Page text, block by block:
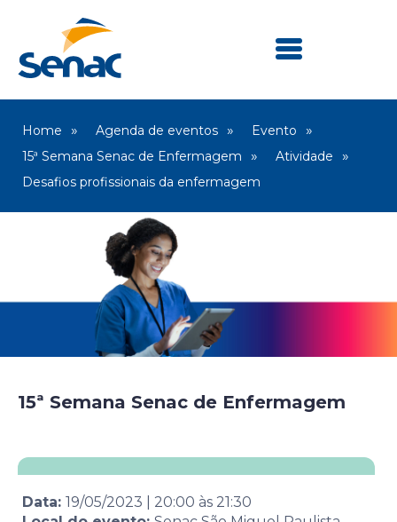
Home Agenda de eventos
Evento
15ª Semana Senac de Enfermagem
Atividade
Desafios profissionais da enfermagem
15ª Semana Senac de Enfermagem
Data: 19/05/2023 20:00 às 21:30